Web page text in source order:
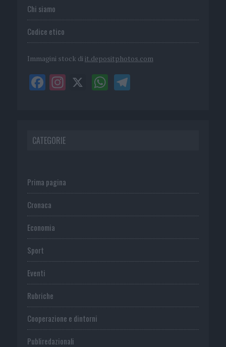
Chi siamo
Codice etico
Immagini stock di it.depositphotos.com
CATEGORIE
Prima pagina
Cronaca
Economia
Sport
Eventi
Rubriche
Cooperazione e dintorni
Publiredazionali